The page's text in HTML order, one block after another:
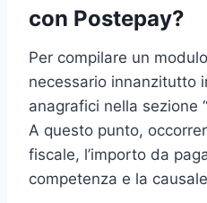
con Postepay?
Per compilare un
necessario innanzitutto
anagrafici nella sezione
A questo punto,
fiscale, l’importo da
competenza e la